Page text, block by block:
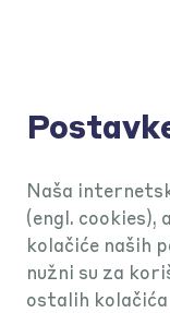
Naša
(engl. cookies),
kolačiće naših
nužni su za
ostalih